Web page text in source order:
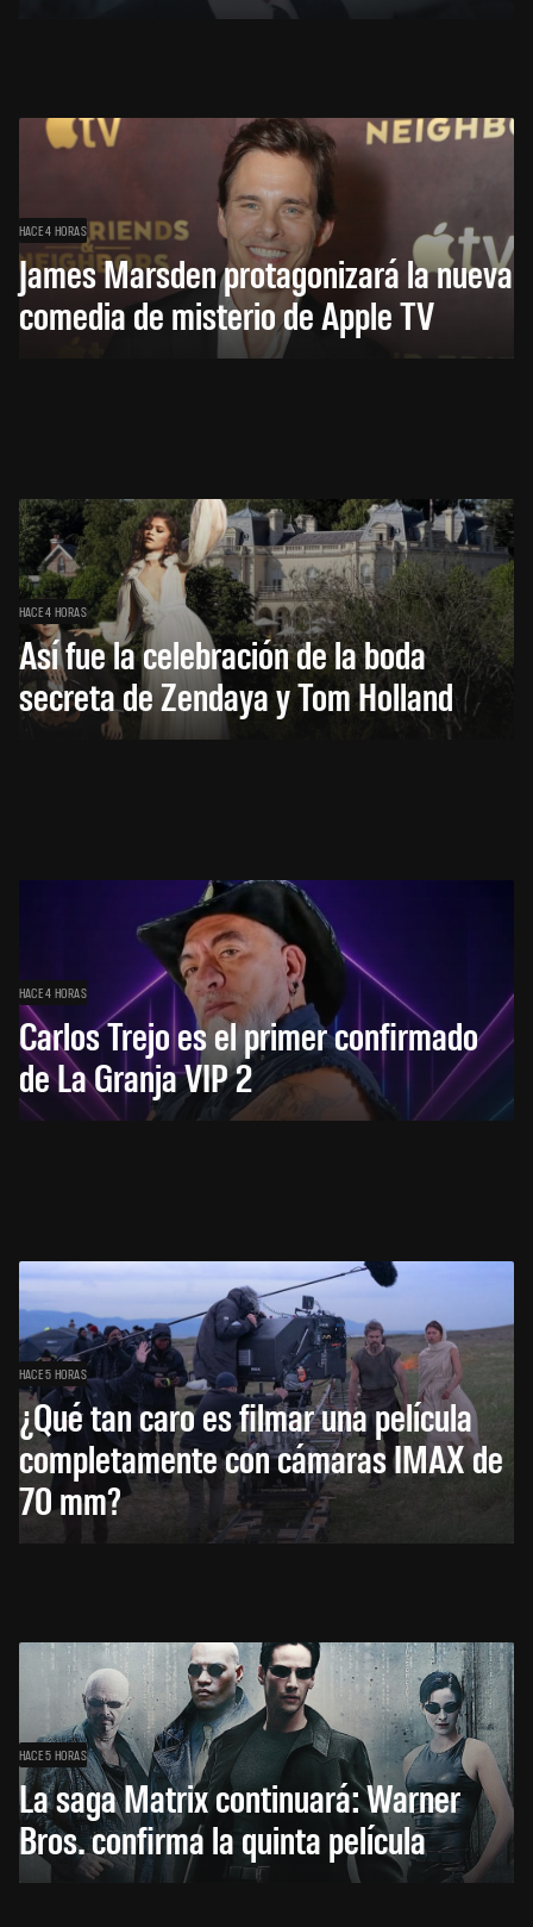
HACE 4 HORAS
James Marsden protagonizará la nueva
comedia de misterio de Apple TV
HACE 4 HORAS
Así fue la celebración de la boda
secreta de Zendaya y Tom Holland
HACE 4 HORAS
Carlos Trejo es el primer confirmado
de La Granja VIP 2
HACE 5 HORAS
¿Qué tan caro es filmar una película
completamente con cámaras IMAX de
70 mm?
HACE 5 HORAS
La saga Matrix continuará: Warner
Bros. confirma la quinta película